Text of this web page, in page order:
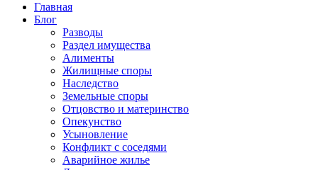
Главная
Блог
Разводы
Раздел имущества
Алименты
Жилищные споры
Наследство
Земельные споры
Отцовство и материнство
Опекунство
Усыновление
Конфликт с соседями
Аварийное жилье